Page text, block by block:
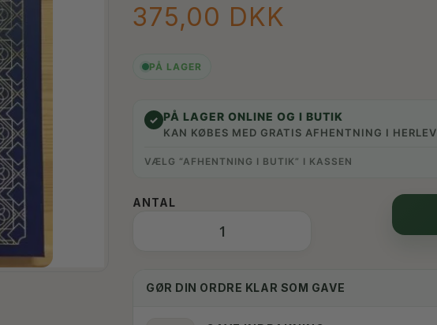
375,00 DKK
PÅ LAGER
✓ PÅ LAGER ONLINE OG I BUTIK
KAN KØBES MED GRATIS AFHENTNING I HERLEV
VÆLG “AFHENTNING I BUTIK” I KASSEN
ANTAL
GØR DIN ORDRE KLAR SOM GAVE